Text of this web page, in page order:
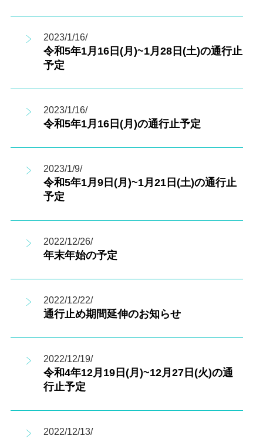
2023/1/16/
令和5年1月16日(月)~1月28日(土)の通行止
予定
2023/1/16/
令和5年1月16日(月)の通行止予定
2023/1/9/
令和5年1月9日(月)~1月21日(土)の通行止
予定
2022/12/26/
年末年始の予定
2022/12/22/
通行止め期間延伸のお知らせ
2022/12/19/
令和4年12月19日(月)~12月27日(火)の通
行止予定
2022/12/13/